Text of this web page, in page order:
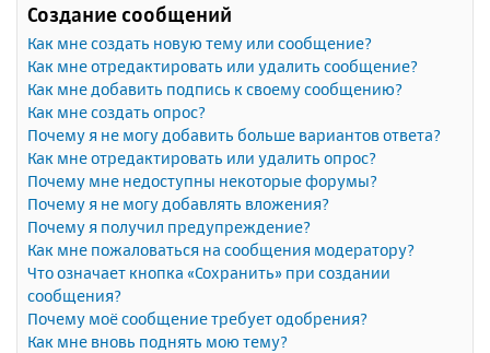
Создание сообщений
Как мне создать новую тему или сообщение?
Как мне отредактировать или удалить сообщение?
Как мне добавить подпись к своему сообщению?
Как мне создать опрос?
Почему я не могу добавить больше вариантов ответа?
Как мне отредактировать или удалить опрос?
Почему мне недоступны некоторые форумы?
Почему я не могу добавлять вложения?
Почему я получил предупреждение?
Как мне пожаловаться на сообщения модератору?
Что означает кнопка «Сохранить» при создании
сообщения?
Почему моё сообщение требует одобрения?
Как мне вновь поднять мою тему?